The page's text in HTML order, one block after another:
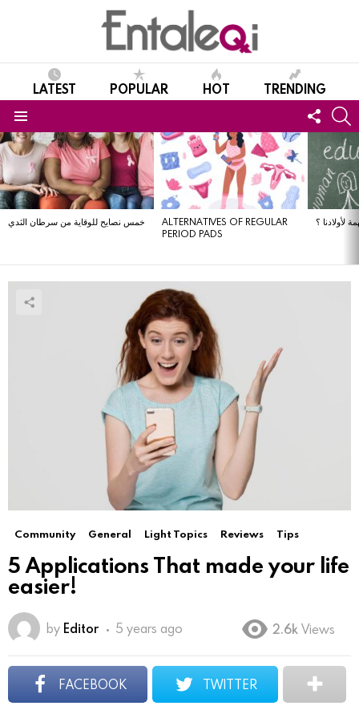
LATEST POPULAR HOT TRENDING
US
LATEST
STORIES
خمس نصايح للوقاية من سرطان الثدي
ALTERNATIVES OF REGULAR
PERIOD PADS
لأولادنا ؟
Community General Light Topics Reviews Tips
5 Applications That made your life
easier!
by Editor 5 years ago 2.6k Views
FACEBOOK TWITTER